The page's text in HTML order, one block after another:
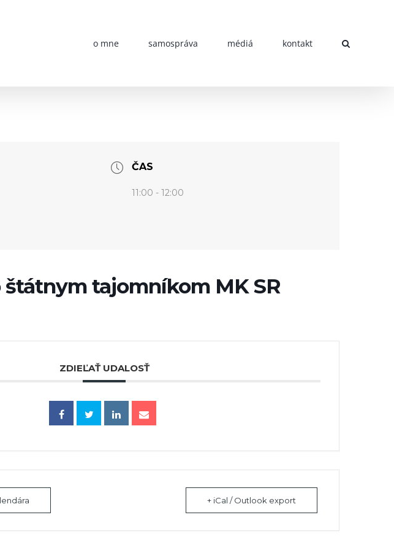
o mne samospráva médiá kontakt
ČAS
11:00 - 12:00
štátnym tajomníkom MK SR
ZDIEĽAŤ UDALOSŤ
+ iCal / Outlook export